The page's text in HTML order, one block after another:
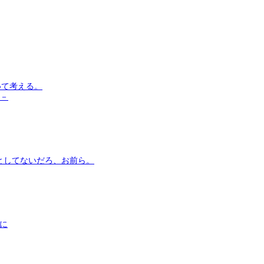
考える。
てないだろ、お前ら。